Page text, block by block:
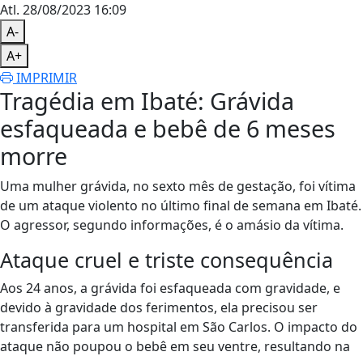
Atl. 28/08/2023 16:09
A-
A+
IMPRIMIR
Tragédia em Ibaté: Grávida
esfaqueada e bebê de 6 meses
morre
Uma mulher grávida, no sexto mês de gestação, foi vítima
de um ataque violento no último final de semana em Ibaté.
O agressor, segundo informações, é o amásio da vítima.
Ataque cruel e triste consequência
Aos 24 anos, a grávida foi esfaqueada com gravidade, e
devido à gravidade dos ferimentos, ela precisou ser
transferida para um hospital em São Carlos. O impacto do
ataque não poupou o bebê em seu ventre, resultando na